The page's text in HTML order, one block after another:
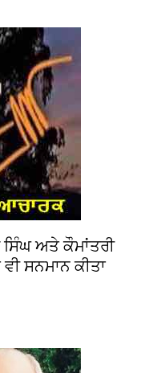
ਅਤੇ ਕੌਮਾਂਤਰੀ
ਸਨਮਾਨ ਕੀਤਾ